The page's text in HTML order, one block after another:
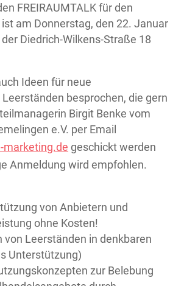
FREIRAUMTALK für den
am Donnerstag, den 22. Januar
Diedrich-Wilkens-Straße 18
Ideen für neue
besprochen, die gern
Birgit Benke vom
e.V. per Email
marketing.de geschickt werden
Anmeldung wird empfohlen.
von Anbietern und
ohne Kosten!
von Leerständen in denkbaren
Unterstützung)
zur Belebung